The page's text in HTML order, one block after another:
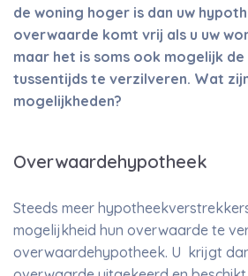
de woning hoger is dan uw
overwaarde komt vrij als u uw
maar het is soms ook mogelijk
tussentijds te verzilveren. Wat
mogelijkheden?
Overwaardehypotheek
Steeds meer
mogelijkheid hun overwaarde te
overwaardehypotheek. U krijgt